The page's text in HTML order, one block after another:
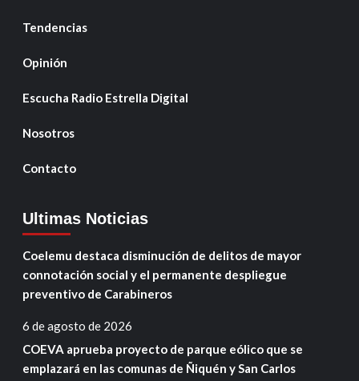
Tendencias
Opinión
Escucha Radio Estrella Digital
Nosotros
Contacto
Ultimas Noticias
Coelemu destaca disminución de delitos de mayor
connotación social y el permanente despliegue
preventivo de Carabineros
6 de agosto de 2026
COEVA aprueba proyecto de parque eólico que se
emplazará en las comunas de Ñiquén y San Carlos